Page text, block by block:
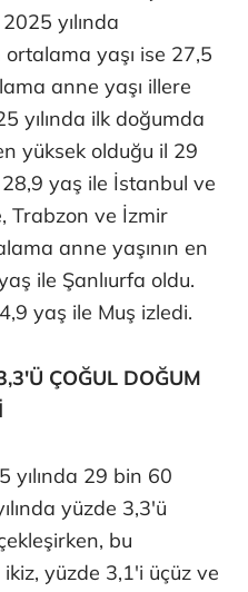
yılında
yaşı ise 27,5
anne yaşı illere
yılında ilk doğumda
yüksek olduğu il 29
yaş ile İstanbul ve
Trabzon ve İzmir
anne yaşının en
ile Şanlıurfa oldu.
yaş ile Muş izledi.
ÇOĞUL DOĞUM
yılında 29 bin 60
yüzde 3,3'ü
bu
yüzde 3,1'i üçüz ve